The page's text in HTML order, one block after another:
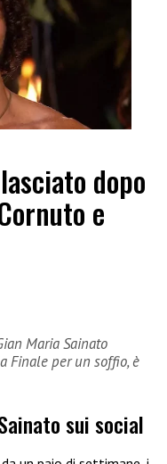
dopo
e
Maria Sainato
Finale per un soffio, è
sui social